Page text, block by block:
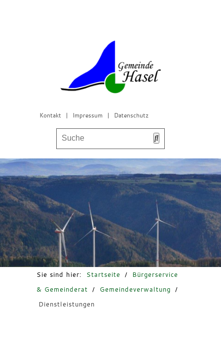
Kontakt | Impressum | Datenschutz
Bürgerservice & Gemeinderat
Leben in Hasel
Freizeit & Tourismus
Sie sind hier: Startseite /
Bürgerservice
& Gemeinderat
/ Gemeindeverwaltung
/
Dienstleistungen